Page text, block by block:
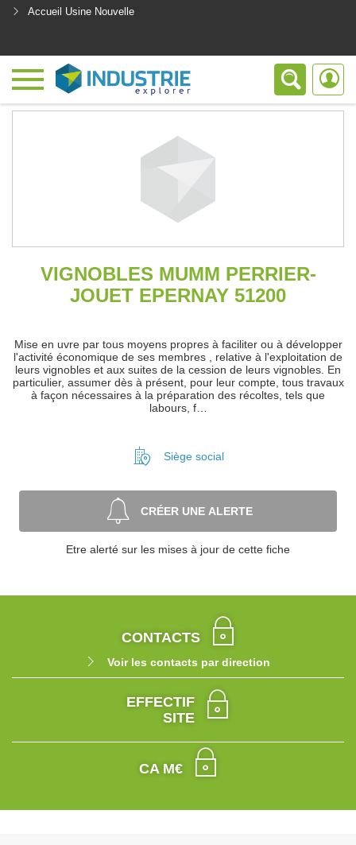
Accueil Usine Nouvelle
VIGNOBLES MUMM PERRIER-
JOUET EPERNAY 51200
Mise en uvre par tous moyens propres à faciliter ou à développer
l'activité économique de ses membres , relative à l'exploitation de
leurs vignobles et aux suites de la cession de leurs vignobles. En
particulier, assumer dès à présent, pour leur compte, tous travaux
à façon nécessaires à la préparation des récoltes, tels que
labours, f…
Siège social
CRÉER UNE ALERTE
Etre alerté sur les mises à jour de cette fiche
CONTACTS
Voir les contacts par direction
EFFECTIF
SITE
CA M€